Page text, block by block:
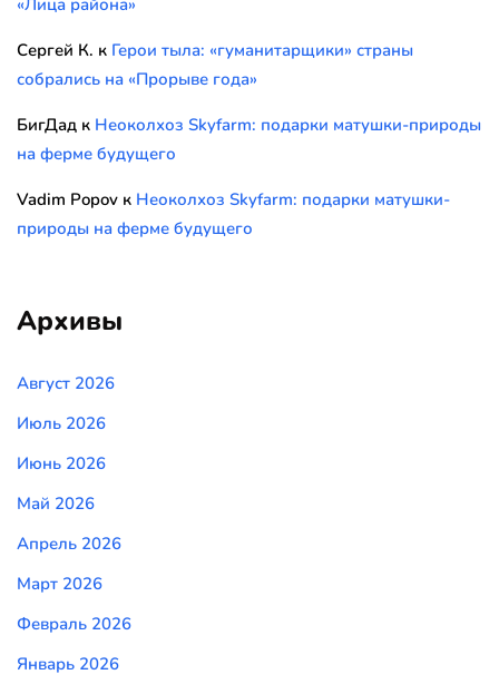
«Лица района»
Сергей К. к Герои тыла: «гуманитарщики» страны
собрались на «Прорыве года»
БигДад к Неоколхоз Skyfarm: подарки матушки-природы
на ферме будущего
Vadim Popov к Неоколхоз Skyfarm: подарки матушки-
природы на ферме будущего
Архивы
Август 2026
Июль 2026
Июнь 2026
Май 2026
Апрель 2026
Март 2026
Февраль 2026
Январь 2026